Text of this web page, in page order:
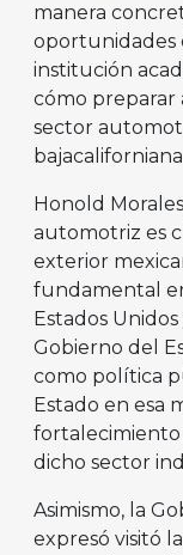
manera
oportunidades
institución
cómo preparar
sector
Honold
automotriz es
exterior
fundamental
Estados
Gobierno del
como política
Estado en esa
dicho sector
Asimismo, la
expresó visitó